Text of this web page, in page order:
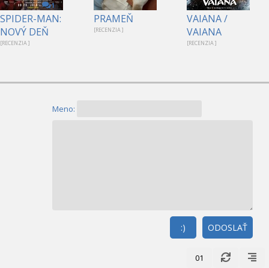
1
SPIDER-MAN:
NOVÝ DEŇ
[RECENZIA ]
PRAMEŇ
[RECENZIA ]
VAIANA /
VAIANA
[RECENZIA ]
Meno:
ODOSLAŤ
:)
01